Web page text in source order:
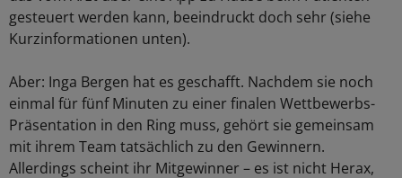
gesteuert werden kann, beeindruckt doch sehr (siehe
Kurzinformationen unten).
Aber: Inga Bergen hat es geschafft. Nachdem sie noch
einmal für fünf Minuten zu einer finalen Wettbewerbs-
Präsentation in den Ring muss, gehört sie gemeinsam
mit ihrem Team tatsächlich zu den Gewinnern.
Allerdings scheint ihr Mitgewinner – es ist nicht Herax,